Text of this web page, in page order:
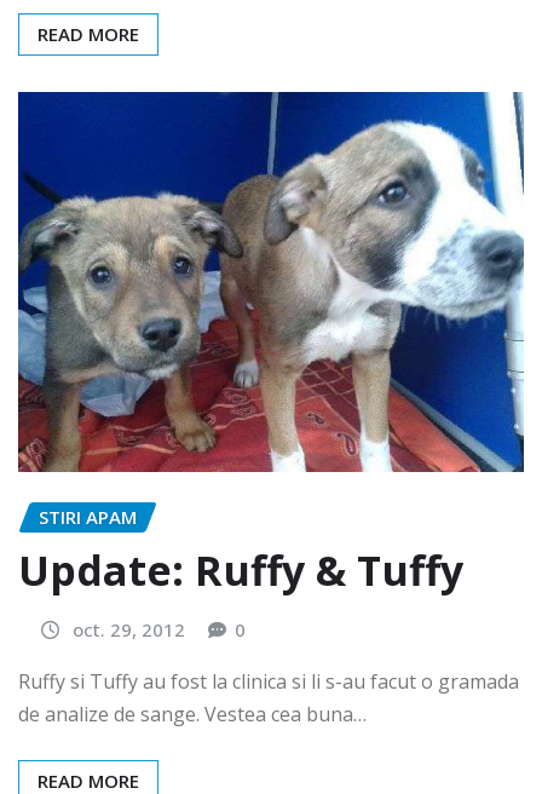
READ MORE
STIRI APAM
Update: Ruffy & Tuffy
oct. 29, 2012 0
Ruffy si Tuffy au fost la clinica si li s-au facut o gramada
de analize de sange. Vestea cea buna…
READ MORE